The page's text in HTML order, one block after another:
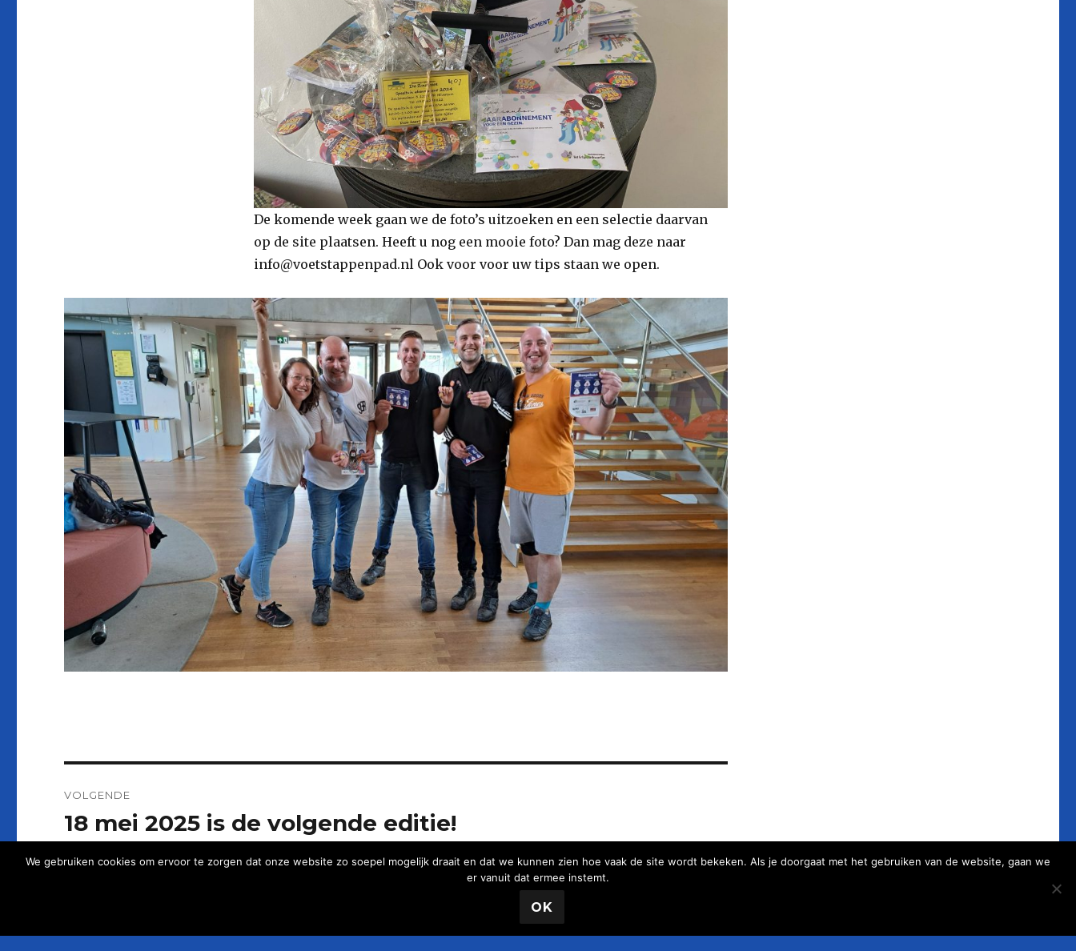
De komende week gaan we de foto’s uitzoeken en een selectie daarvan
op de site plaatsen. Heeft u nog een mooie foto? Dan mag deze naar
info@voetstappenpad.nl Ook voor voor uw tips staan we open.
navigatie
VOLGENDE
Volgend
bericht:
18 mei 2025 is de volgende editie!
We gebruiken cookies om ervoor te zorgen dat onze website zo soepel mogelijk draait en dat we kunnen zien hoe vaak de site wordt bekeken. Als je doorgaat met het gebruiken van de website, gaan we
er vanuit dat ermee instemt.
OK